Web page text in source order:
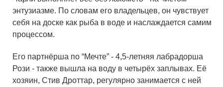
энтузиазме. По словам его владельцев, он чувствует
себя на доске как рыба в воде и наслаждается самим
процессом.
Его партнёрша по “Мечте” - 4,5-летняя лабрадорша
Рози - также вышла на воду в четырёх заплывах. Её
хозяин, Стив Дроттар, регулярно занимается с ней